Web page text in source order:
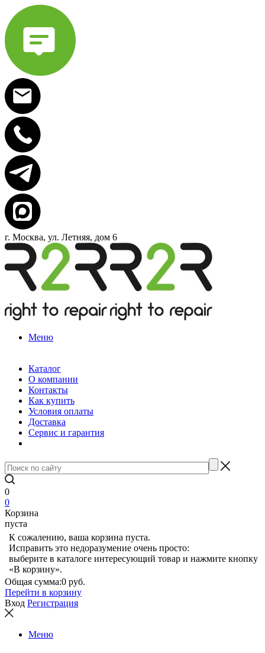
г. Москва, ул. Летняя, дом 6
Меню
Каталог
О компании
Контакты
Как купить
Условия оплаты
Доставка
Сервис и гарантия
0
0
Корзина
пуста
К сожалению, ваша корзина пуста.
Исправить это недоразумение очень просто:
выберите в каталоге интересующий товар и нажмите кнопку
«В корзину».
Общая сумма:0 руб.
Перейти в корзину
Вход Регистрация
Меню